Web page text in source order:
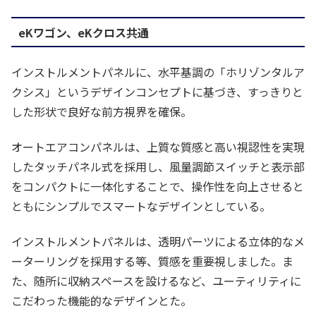
eKワゴン、eKクロス共通
インストルメントパネルに、水平基調の「ホリゾンタルア
クシス」というデザインコンセプトに基づき、すっきりと
した形状で良好な前方視界を確保。
オートエアコンパネルは、上質な質感と高い視認性を実現
したタッチパネル式を採用し、風量調節スイッチと表示部
をコンパクトに一体化することで、操作性を向上させると
ともにシンプルでスマートなデザインとしている。
インストルメントパネルは、透明パーツによる立体的なメ
ーターリングを採用する等、質感を重要視しました。ま
た、随所に収納スペースを設けるなど、ユーティリティに
こだわった機能的なデザインとた。